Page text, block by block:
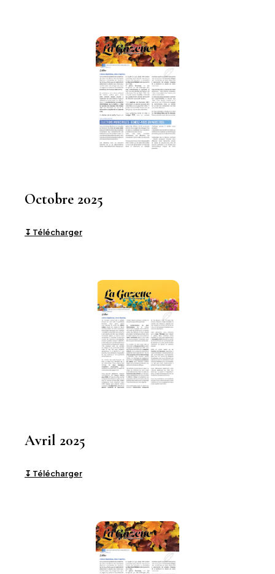
Octobre 2025
↧ Télécharger
Avril 2025
↧ Télécharger